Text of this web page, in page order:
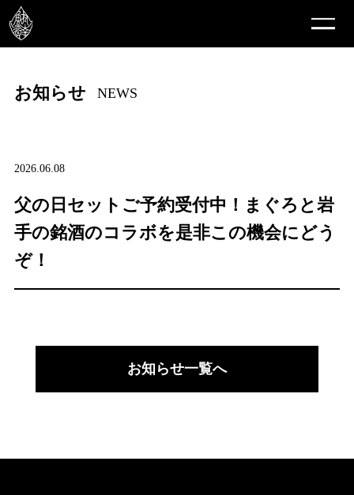
お知らせ NEWS
2026.06.08
父の日セットご予約受付中！まぐろと岩
手の銘酒のコラボを是非この機会にどう
ぞ！
お知らせ一覧へ